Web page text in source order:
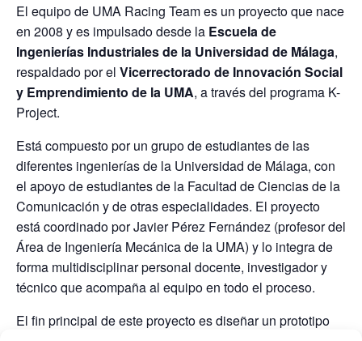
El equipo de UMA Racing Team es un proyecto que nace
en 2008 y es impulsado desde la Escuela de
Ingenierías Industriales de la Universidad de Málaga,
respaldado por el Vicerrectorado de Innovación Social
y Emprendimiento de la UMA, a través del programa K-
Project.
Está compuesto por un grupo de estudiantes de las
diferentes ingenierías de la Universidad de Málaga, con
el apoyo de estudiantes de la Facultad de Ciencias de la
Comunicación y de otras especialidades. El proyecto
está coordinado por Javier Pérez Fernández (profesor del
Área de Ingeniería Mecánica de la UMA) y lo integra de
forma multidisciplinar personal docente, investigador y
técnico que acompaña al equipo en todo el proceso.
El fin principal de este proyecto es diseñar un prototipo